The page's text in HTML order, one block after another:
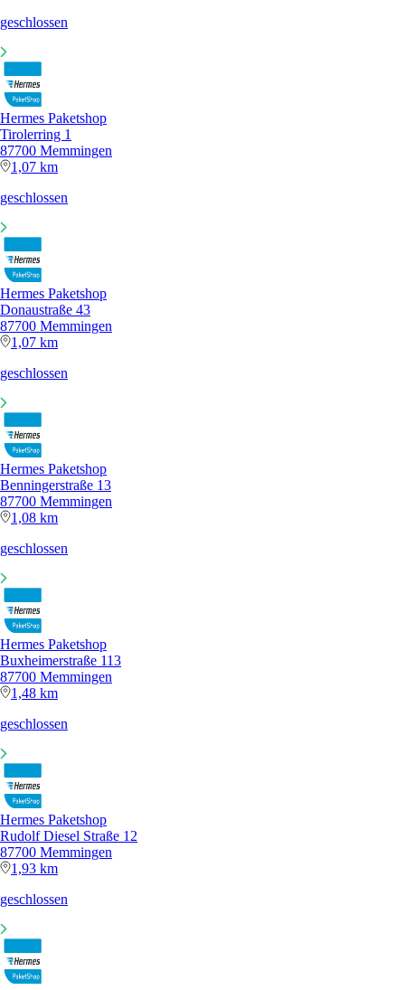
geschlossen
Hermes Paketshop
Tirolerring 1
87700 Memmingen
1,07 km
geschlossen
Hermes Paketshop
Donaustraße 43
87700 Memmingen
1,07 km
geschlossen
Hermes Paketshop
Benningerstraße 13
87700 Memmingen
1,08 km
geschlossen
Hermes Paketshop
Buxheimerstraße 113
87700 Memmingen
1,48 km
geschlossen
Hermes Paketshop
Rudolf Diesel Straße 12
87700 Memmingen
1,93 km
geschlossen